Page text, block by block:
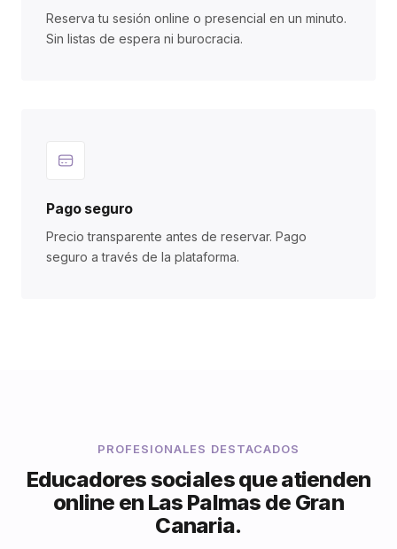
Reserva tu sesión online o presencial en un minuto.
Sin listas de espera ni burocracia.
Pago seguro
Precio transparente antes de reservar. Pago
seguro a través de la plataforma.
PROFESIONALES DESTACADOS
Educadores sociales que atienden
online en Las Palmas de Gran
Canaria.